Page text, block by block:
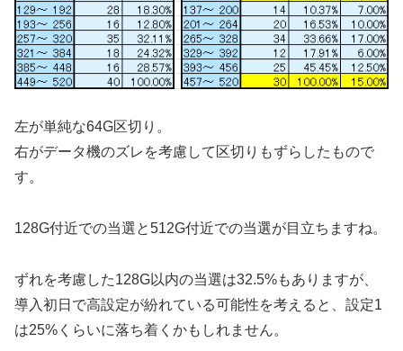
左が単純な64G区切り。
右がデータ機のズレを考慮して区切りもずらしたもので
す。
128G付近での当選と512G付近での当選が目立ちますね。
ずれを考慮した128G以内の当選は32.5%もありますが、
導入初日で高設定が紛れている可能性を考えると、設定1
は25%くらいに落ち着くかもしれません。